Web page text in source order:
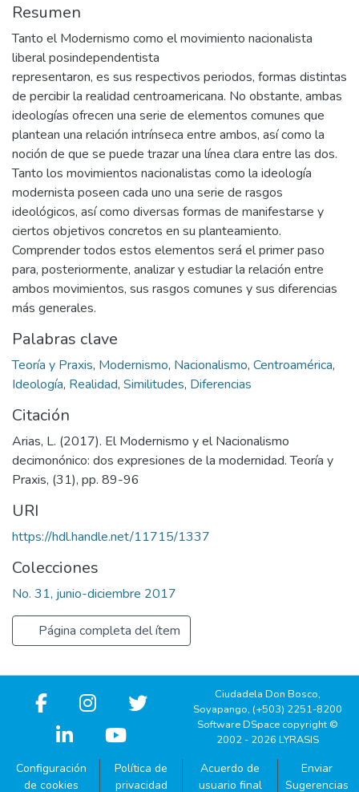
Resumen
Tanto el Modernismo como el movimiento nacionalista
liberal posindependentista
representaron, es sus respectivos periodos, formas distintas
de percibir la realidad centroamericana. No obstante, ambas
ideologías ofrecen una serie de elementos comunes que
plantean una relación intrínseca entre ambos, así como la
noción de que se puede trazar una línea clara entre las dos.
Tanto los movimientos nacionalistas como la ideología
modernista poseen cada uno una serie de rasgos
ideológicos, así como diversas formas de manifestarse y
ciertos objetivos concretos en su planteamiento.
Comprender todos estos elementos será el primer paso
para, posteriormente, analizar y estudiar la relación entre
ambos movimientos, sus rasgos comunes y sus diferencias
más generales.
Palabras clave
Teoría y Praxis, Modernismo, Nacionalismo, Centroamérica,
Ideología, Realidad, Similitudes, Diferencias
Citación
Arias, L. (2017). El Modernismo y el Nacionalismo
decimonónico: dos expresiones de la modernidad. Teoría y
Praxis, (31), pp. 89-96
URI
https://hdl.handle.net/11715/1337
Colecciones
No. 31, junio-diciembre 2017
Página completa del ítem
Ciudadela Don Bosco,
Soyapango, (+503) 2251-8200
Software DSpace copyright ©
2002 - 2026 LYRASIS
Configuración
de cookies
Política de
privacidad
Acuerdo de
usuario final
Enviar
Sugerencias